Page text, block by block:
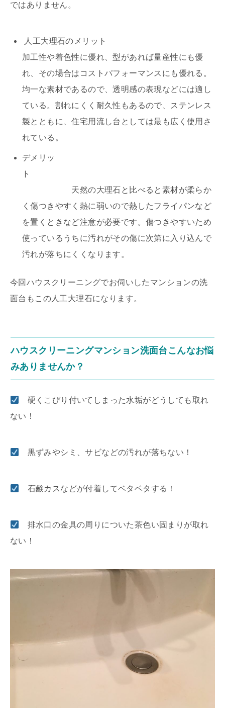
ではありません。
人工大理石のメリット
加工性や着色性に優れ、型があれば量産性にも優
れ、その場合はコストパフォーマンスにも優れる。
均一な素材であるので、透明感の表現などには適し
ている。割れにくく耐久性もあるので、ステンレス
製とともに、住宅用流し台としては最も広く使用さ
れている。
デメリッ
ト
天然の大理石と比べると素材が柔らか
く傷つきやすく熱に弱いので熱したフライパンなど
を置くときなど注意が必要です。傷つきやすいため
使っているうちに汚れがその傷に次第に入り込んで
汚れが落ちにくくなります。
今回ハウスクリーニングでお伺いしたマンションの洗
面台もこの人工大理石になります。
ハウスクリーニングマンション洗面台こんなお悩
みありませんか？
硬くこびり付いてしまった水垢がどうしても取れ
ない！
黒ずみやシミ、サビなどの汚れが落ちない！
石鹸カスなどが付着してベタベタする！
排水口の金具の周りについた茶色い固まりが取れ
ない！